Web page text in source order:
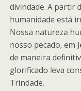
divindade. A partir
humanidade está
Nossa natureza
nosso pecado, em
de maneira
glorificado leva
Trindade.